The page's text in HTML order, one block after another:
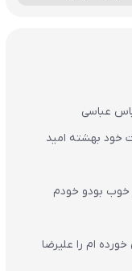
عباسی
خود بهشته امید
خوب بودو خودم
ام را علیرضا